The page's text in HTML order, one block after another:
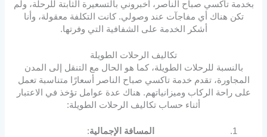
بخدمة تاكسي صباح الناصر، أخبروني بالتسعيرة الثابتة للرحلة، ولم
تكن هناك أي مفاجآت عند وصولي. كانت التكلفة معقولة، وأنا
أشكر الخدمة على الشفافية التي وفرتها.
تكاليف الرحلات الطويلة
بالنسبة للرحلات الطويلة، كما هو الحال مع التنقل إلى المدن
المجاورة، تقدم خدمة تاكسي صباح الناصر أسعارًا متناسبة تعمل
على راحة الركاب وميزانياتهم. هناك عدة عوامل تؤخذ في الاعتبار
أثناء حساب تكاليف الرحلات الطويلة:
المسافة الإجمالية: